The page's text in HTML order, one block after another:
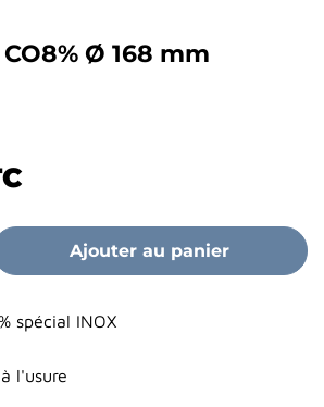
Ø 168 mm
Ajouter au panier
spécial INOX
l'usure